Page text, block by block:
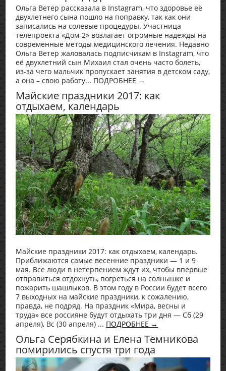
Ольга Ветер рассказала в Instagram, что здоровье её
двухлетнего сына пошло на поправку, так как они
записались на солевые процедуры. Участница
телепроекта «Дом-2» возлагает огромные надежды на
современные методы медицинского лечения. Недавно
Ольга Ветер жаловалась подписчикам в Instagram, что
её двухлетний сын Михаил стал очень часто болеть,
из-за чего мальчик пропускает занятия в детском саду,
а она – свою работу... ПОДРОБНЕЕ →
Майские праздники 2017: как
отдыхаем, календарь
Майские праздники 2017: как отдыхаем, календарь.
Приближаются самые весенние праздники — 1 и 9
мая. Все люди в нетерпением ждут их, чтобы впервые
отправиться отдохнуть, погреться на солнышке и
пожарить шашлыков. В этом году в России будет всего
7 выходных на майские праздники, к сожалению,
правда, не подряд. На праздник «Мира, весны и
труда» все россияне будут отдыхать три дня — Сб (29
апреля), Вс (30 апреля) ... ПОДРОБНЕЕ →
Ольга Серябкина и Елена Темникова
помирились спустя три года